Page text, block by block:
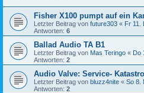
Fisher X100 pumpt auf ein
Letzter Beitrag von future303 « Fr 11.
Antworten: 6
Ballad Audio TA B1
Letzter Beitrag von Mas Teringo « Do
Antworten: 2
Audio Valve: Service-
Letzter Beitrag von bluzz4nite « So 8.
Antworten: 2